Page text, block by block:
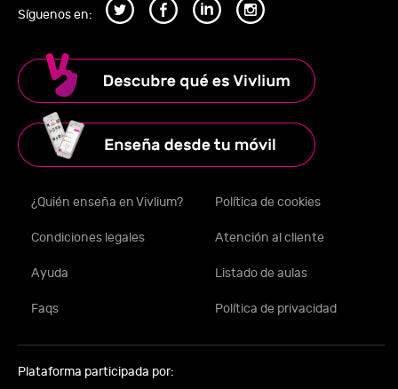
Síguenos en:
¿Quién enseña en Vivlium? Política de cookies
Condiciones legales Atención al cliente
Ayuda Listado de aulas
Faqs Política de privacidad
Plataforma participada por: